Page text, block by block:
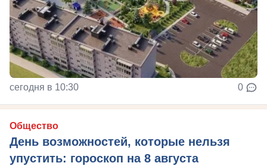
сегодня в 10:30 0
Общество
День возможностей, которые нельзя
упустить: гороскоп на 8 августа